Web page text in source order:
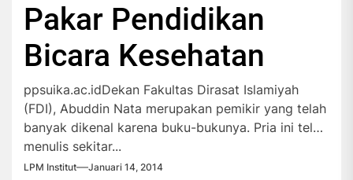
Pakar Pendidikan
Bicara Kesehatan
ppsuika.ac.idDekan Fakultas Dirasat Islamiyah
(FDI), Abuddin Nata merupakan pemikir yang telah
banyak dikenal karena buku-bukunya. Pria ini telah
menulis sekitar...
LPM Institut Januari 14, 2014